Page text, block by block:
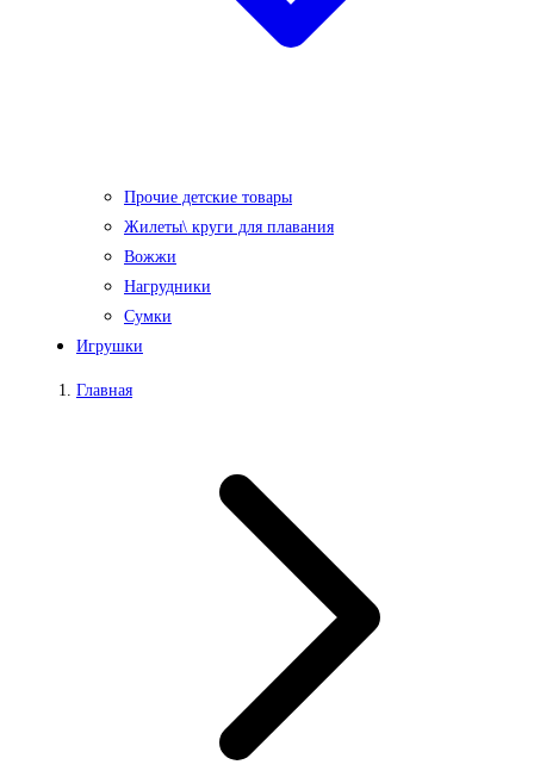
Прочие детские товары
Жилеты\ круги для плавания
Вожжи
Нагрудники
Сумки
Игрушки
Главная